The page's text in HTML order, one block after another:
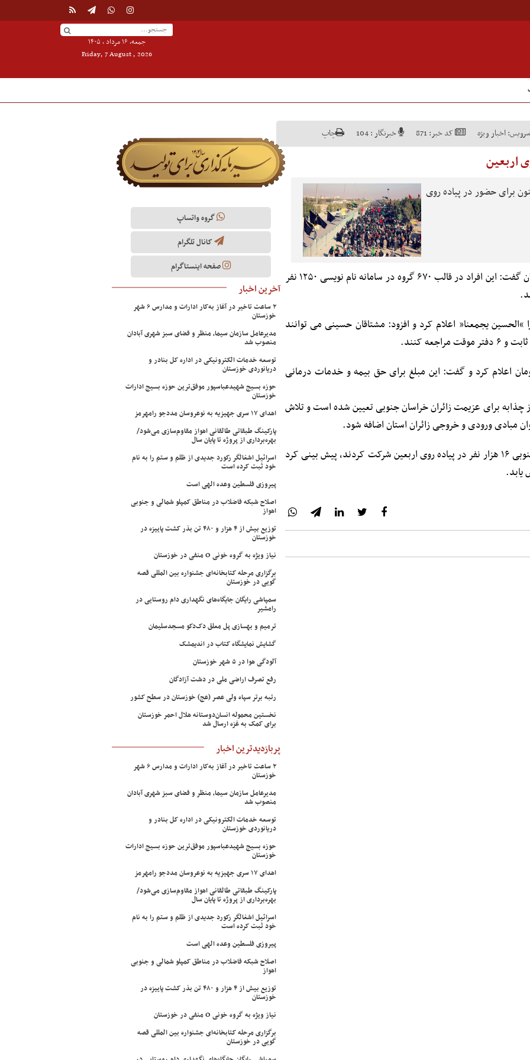
جمعه, ۱۶ مرداد , ۱۴۰۵
Friday, 7 August , 2026
سرویس:اخبار ویژه کد خبر:871 خبرنگار :104 چاپ
تاکنون برای حضور در پیاده روی
،مدیرحج و زیارت استان گفت: این افراد در قالب ۶۷۰ گروه در سامانه نام نویسی ۱۲۵۰ نفر
“الحسین یجمعنا” اعلام کرد و افزود: مشتاقان حسینی می توانند
روی اربعین را ۲۲ هزار تومان اعلام کرد و گفت: این مبلغ برای حق بیمه و خدمات درمانی
برای عزیمت زائران خراسان جنوبی تعیین شده است و تلاش
مبادی ورودی و خروجی زائران استان اضافه شود.
نوفرستی با بیان اینکه پارسال از خراسان جنوبی ۱۶ هزار نفر در پیاده روی اربعین شرکت کردند، پیش بینی کرد
یابد.
گروه واتساپ
کانال تلگرام
صفحه اینستاگرام
آخرین اخبار
۲ ساعت تاخیر در آغاز به‌کار ادارات و مدارس ۶ شهر
خوزستان
مدیرعامل سازمان سیما، منظر و فضای سبز شهری آبادان
منصوب شد
توسعه خدمات الکترونیکی در اداره کل بنادر و
دریانوردی خوزستان
حوزه بسیج شهیدعباسپور موفق‌ترین حوزه بسیج ادارات
خوزستان
اهدای ۱۷ سری جهیزیه به نوعروسان مددجو رامهرمز
پارکینگ طبقاتی طالقانی اهواز مقاوم‌سازی می‌شود/
بهره‌برداری از پروژه تا پایان سال
اسرائیل اشغالگر رکورد جدیدی از ظلم و ستم را به نام
خود ثبت کرده است
پیروزی فلسطین وعده الهی است
اصلاح شبکه فاضلاب در مناطق کمپلو شمالی و جنوبی
اهواز
توزیع بیش از ۴ هزار و ۴۸۰ تن بذر کشت پاییزه در
خوزستان
نیاز ویژه به گروه خونی O منفی در خوزستان
برگزاری مرحله کتابخانه‌ای جشنواره بین المللی قصه
گویی در خوزستان
سمپاشی رایگان جایگاه‌های نگهداری دام روستایی در
رامشیر
ترمیم و بهسازی پل معلق دک‌دکو مسجدسلیمان
گشایش نمایشگاه کتاب در اندیمشک
آلودگی هوا در ۵ شهر خوزستان
رفع تصرف اراضی ملی در دشت آزادگان
رتبه برتر سپاه ولی عصر (عج) خوزستان در سطح کشور
نخستین محموله انسان‌دوستانه هلال احمر خوزستان
برای کمک به غزه ارسال شد
پربازدیدترین اخبار
۲ ساعت تاخیر در آغاز به‌کار ادارات و مدارس ۶ شهر
خوزستان
مدیرعامل سازمان سیما، منظر و فضای سبز شهری آبادان
منصوب شد
توسعه خدمات الکترونیکی در اداره کل بنادر و
دریانوردی خوزستان
حوزه بسیج شهیدعباسپور موفق‌ترین حوزه بسیج ادارات
خوزستان
اهدای ۱۷ سری جهیزیه به نوعروسان مددجو رامهرمز
پارکینگ طبقاتی طالقانی اهواز مقاوم‌سازی می‌شود/
بهره‌برداری از پروژه تا پایان سال
اسرائیل اشغالگر رکورد جدیدی از ظلم و ستم را به نام
خود ثبت کرده است
پیروزی فلسطین وعده الهی است
اصلاح شبکه فاضلاب در مناطق کمپلو شمالی و جنوبی
اهواز
توزیع بیش از ۴ هزار و ۴۸۰ تن بذر کشت پاییزه در
خوزستان
نیاز ویژه به گروه خونی O منفی در خوزستان
برگزاری مرحله کتابخانه‌ای جشنواره بین المللی قصه
گویی در خوزستان